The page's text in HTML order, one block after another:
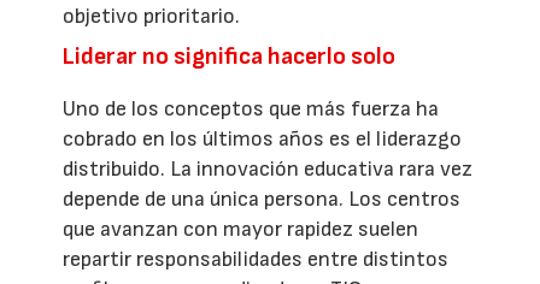
objetivo prioritario.
Liderar no significa hacerlo solo
Uno de los conceptos que más fuerza ha
cobrado en los últimos años es el liderazgo
distribuido. La innovación educativa rara vez
depende de una única persona. Los centros
que avanzan con mayor rapidez suelen
repartir responsabilidades entre distintos